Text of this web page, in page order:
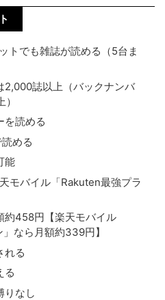
トでも雑誌が読める（5台ま
2,000誌以上（バックナンバ
を読める
める
能
モバイル「Rakuten最強プラ
約458円【楽天モバイル
なら月額約339円】
れる
る
りなし